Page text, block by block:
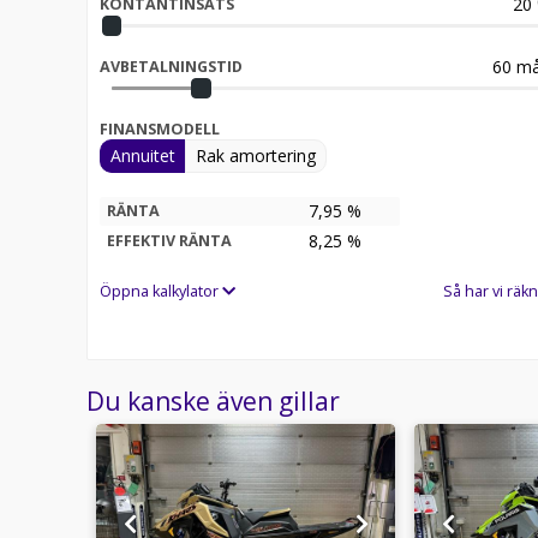
KONTANTINSATS
AVBETALNINGSTID 60
FINANSMODELL
Annuitet Rak amortering
RÄNTA 7,95 %
EFFEKTIV RÄNTA 8,25 %
Öppna kalkylator Så har vi
Du kanske även gillar